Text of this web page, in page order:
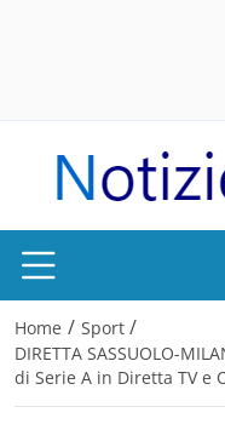
Home / Sport /
DIRETTA SASSUOLO-
di Serie A in Diretta TV e